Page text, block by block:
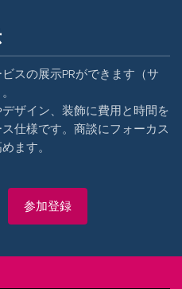
スの展示PRができます（サ
ザイン、装飾に費用と時間を
仕様です。商談にフォーカス
ます。
参加登録